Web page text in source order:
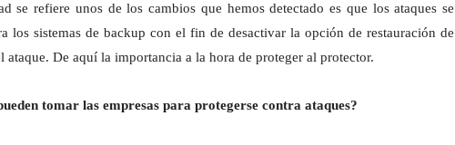
se refiere unos de los cambios que hemos detectado es que los ataques se
los sistemas de backup con el fin de desactivar la opción de restauración de
ataque. De aquí la importancia a la hora de proteger al protector.
tomar las empresas para protegerse contra ataques?